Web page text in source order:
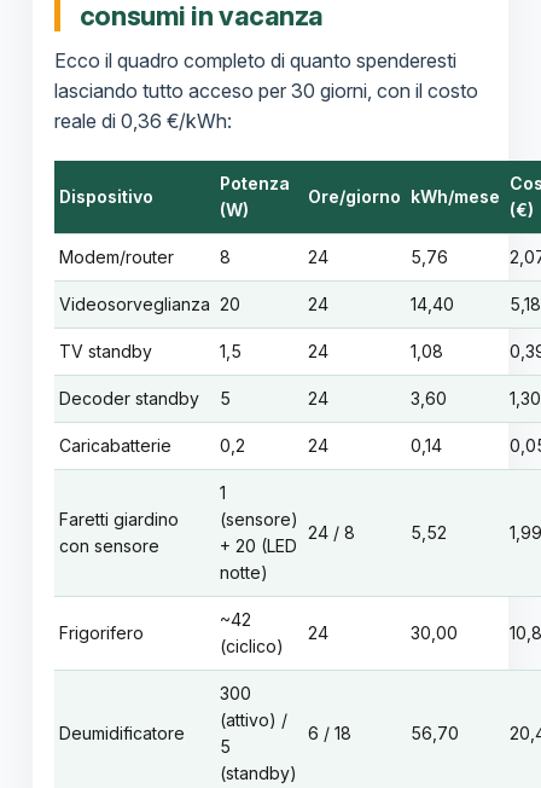
consumi in vacanza
Ecco il quadro completo di quanto spenderesti
lasciando tutto acceso per 30 giorni, con il costo
reale di 0,36 €/kWh:
Dispositivo
Potenza
(W)
Ore/giorno kWh/mese
(€)
Modem/router 8 24 5,76
Videosorveglianza 20 24 14,40 5,18
TV standby 1,5 24 1,08
Decoder standby 5 24 3,60 1,30
Caricabatterie 0,2 24 0,14
Faretti giardino
con sensore
1
(sensore)
+ 20 (LED
notte)
24 / 8 5,52 1,99
Frigorifero
~42
(ciclico)
24 30,00
Deumidificatore
300
(attivo) /
5
(standby)
6 / 18 56,70